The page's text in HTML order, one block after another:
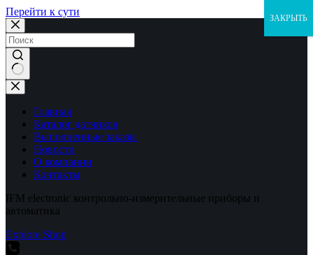
Перейти к сути
Ничего
не
найденоГлавная
Каталог датчиков
Выполненные заказы
Новости
О компании
Контакты
IFM electronic контрольно-измерительные приборы и
автоматика
Explore Shop
ЗАКРЫТЬ